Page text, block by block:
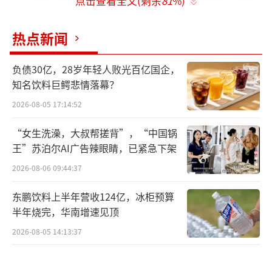
大中华区财务管理团队的一员。此外，原恩喜
村首席财务官杨连根之后会来到亿滋财务团
队。
首席财务官通常是首席执行官之后的第二
或第三号人物，负责财务，但也可能会负责战
略和运营决策，例如潜在交易、供应链事务和
信息技术问题等。此外，首席财务官的背景通
常分为三类，包括会计专家（可能是前财务主
管）、资本市场专业人士（通常具有投资银行
背景）以及具有帮助业务团队提高绩效的运营
经验的人。
热点新闻
负债30亿，28岁年轻人败光百亿国企，
知名饮料巨鳄悲情落幕？
2026-08-05 17:14:52
“女生洗澡，大叔帮搓背”，“中国锅
王”苏泊尔AI广告辣眼睛，已紧急下架
2026-08-06 09:44:37
东鹏饮料上半年营收124亿，冰柜预算
半年烧完，华南增速见顶
2026-08-05 14:13:37